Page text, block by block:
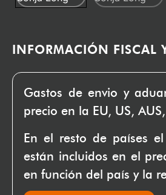
INFORMACIÓN FISCAL
Gastos de envio y
precio en la EU, US,
En el resto de países
están incluidos en el
en función del país y la